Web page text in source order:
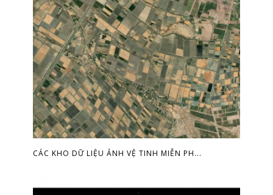
CÁC KHO DỮ LIỆU ẢNH VỆ TINH MIỄN PH...